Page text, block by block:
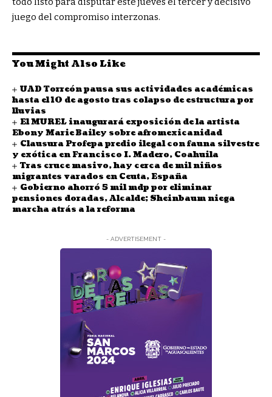
juego del compromiso interzonas.
You Might Also Like
UAD Torreón pausa sus actividades académicas
hasta el 10 de agosto tras colapso de estructura por
lluvias
El MUREL inaugurará exposición de la artista
Ebony Marie Bailey sobre afromexicanidad
Clausura Profepa predio ilegal con fauna silvestre
y exótica en Francisco I. Madero, Coahuila
Tras cruce masivo, hay cerca de mil niños
migrantes varados en Ceuta, España
Gobierno ahorró 5 mil mdp por eliminar
pensiones doradas, Alcalde; Sheinbaum niega
marcha atrás a la reforma
- ADVERTISEMENT -